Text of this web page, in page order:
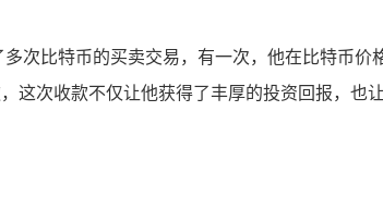
次比特币的买卖交易，有一次，他在比特币价
次收款不仅让他获得了丰厚的投资回报，也